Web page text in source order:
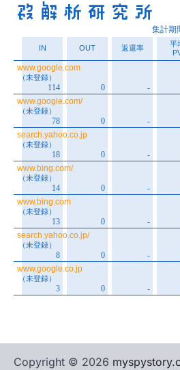
Copyright © 2026